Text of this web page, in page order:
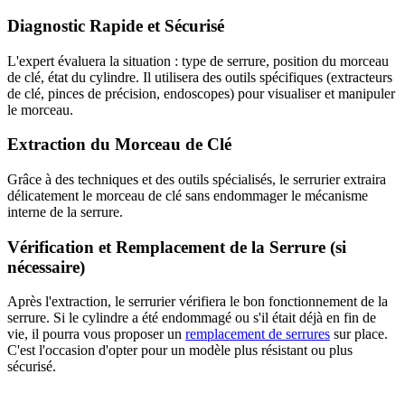
Diagnostic Rapide et Sécurisé
L'expert évaluera la situation : type de serrure, position du morceau
de clé, état du cylindre. Il utilisera des outils spécifiques (extracteurs
de clé, pinces de précision, endoscopes) pour visualiser et manipuler
le morceau.
Extraction du Morceau de Clé
Grâce à des techniques et des outils spécialisés, le serrurier extraira
délicatement le morceau de clé sans endommager le mécanisme
interne de la serrure.
Vérification et Remplacement de la Serrure (si
nécessaire)
Après l'extraction, le serrurier vérifiera le bon fonctionnement de la
serrure. Si le cylindre a été endommagé ou s'il était déjà en fin de
vie, il pourra vous proposer un remplacement de serrures sur place.
C'est l'occasion d'opter pour un modèle plus résistant ou plus
sécurisé.